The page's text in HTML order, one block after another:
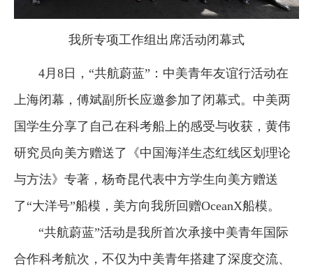
我所专项工作组出席活动闭幕式
4月8日，“共航蔚蓝”：中美青年友谊行活动在
上海闭幕，傅斌副所长应邀参加了闭幕式。中美两
国学生分享了自己在科考船上的感受与收获，黄伟
研究员向美方赠送了《中国海洋生态红线区划理论
与方法》专著，杨奇昆代表中方学生向美方赠送
了“大洋号”船模，美方向我所回赠OceanX船模。
“共航蔚蓝”活动是我所首次承接中美青年国际
合作科考航次，不仅为中美青年搭建了深度交流、